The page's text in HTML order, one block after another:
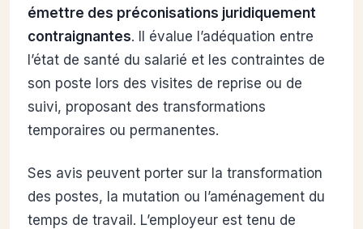
émettre des préconisations juridiquement
contraignantes. Il évalue l’adéquation entre
l’état de santé du salarié et les contraintes de
son poste lors des visites de reprise ou de
suivi, proposant des transformations
temporaires ou permanentes.
Ses avis peuvent porter sur la transformation
des postes, la mutation ou l’aménagement du
temps de travail. L’employeur est tenu de